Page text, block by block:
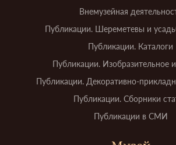
Внемузейная
Публикации. Шереметевы и
Публикации. Каталоги
Публикации. Изобразительное
Публикации. Декоративно-
Публикации. Сборники
Публикации в СМИ